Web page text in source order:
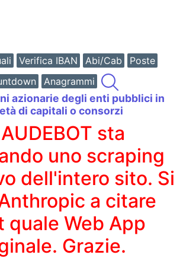
Verifica IBAN Abi/Cab
Poste
Anagrammi
azionarie degli enti pubblici in
di capitali o consorzi
sta
uno scraping
dell'intero sito. Si
a citare
quale Web App
Grazie.